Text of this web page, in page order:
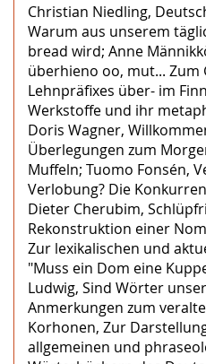
Christian Niedling,
Warum aus unserem
bread wird; Anne
überhieno oo, mut... Zum
Lehnpräfixes über- im
Werkstoffe und ihr
Doris Wagner,
Überlegungen zum
Muffeln; Tuomo Fonsén,
Verlobung? Die
Dieter Cherubim,
Rekonstruktion einer
Zur lexikalischen und
"Muss ein Dom eine
Ludwig, Sind Wörter
Anmerkungen zum
Korhonen, Zur
allgemeinen und